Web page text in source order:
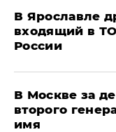
В Ярославле
входящий в
России
В Москве за
второго
имя